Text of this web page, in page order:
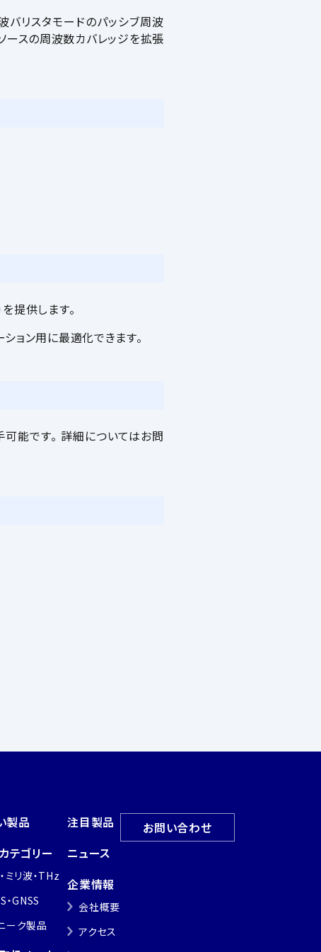
リスタモードのパッシブ周波
ースの周波数カバレッジを拡張
提供します。
ョン用に最適化できます。
能です。 詳細についてはお問
製品
テゴリー
ミリ波・THz
・GNSS
ーク製品
注目製品
ニュース
企業情報
会社概要
アクセス
お問い合わせ